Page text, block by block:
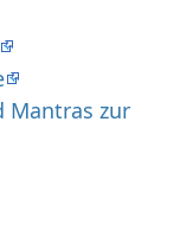
Mantras zur